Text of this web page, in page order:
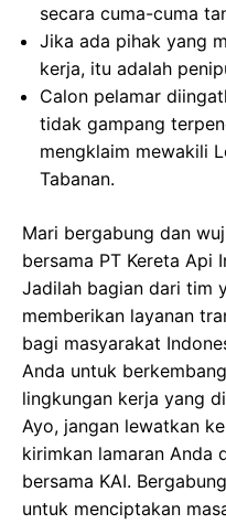
secara cuma-cuma
Jika ada pihak yang
kerja, itu adalah
Calon pelamar
tidak gampang
mengklaim mewakili
Tabanan.
Mari bergabung dan
bersama PT Kereta Api
Jadilah bagian dari tim
memberikan layanan
bagi masyarakat
Anda untuk
lingkungan kerja yang
Ayo, jangan lewatkan
kirimkan lamaran Anda
bersama KAI.
untuk menciptakan